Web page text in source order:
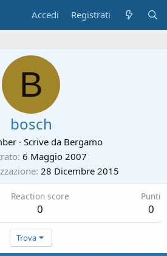
Accedi Registrati
B
bosch
· Scrive da Bergamo
6 Maggio 2007
28 Dicembre 2015
Reaction score
0
Punti
0
Trova